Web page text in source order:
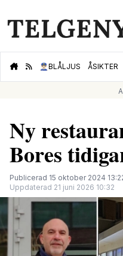
👮🏻‍♂️BLÅLJUS ÅSIKTER
Ny
Bores
Publicerad 15 oktober 2024
Uppdaterad 21 juni 2026 10:32